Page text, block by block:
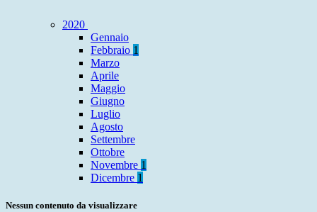
2020
Gennaio
Febbraio 1
Marzo
Aprile
Maggio
Giugno
Luglio
Agosto
Settembre
Ottobre
Novembre 1
Dicembre 1
Nessun contenuto da visualizzare